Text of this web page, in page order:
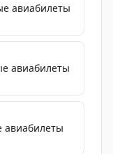
авиабилеты
авиабилеты